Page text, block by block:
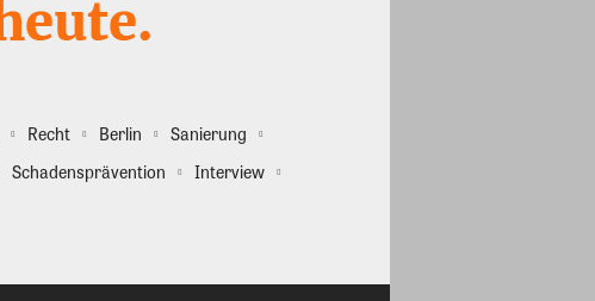
Recht Berlin
Sanierung
Schadensprävention
Interview